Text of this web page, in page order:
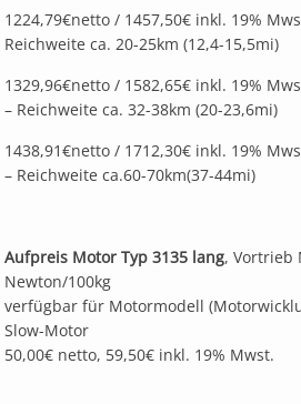
1224,79€netto / 1457,50€ inkl. 19%
Reichweite ca. 20-25km (12,4-15,5mi)
1329,96€netto / 1582,65€ inkl. 19%
– Reichweite ca. 32-38km (20-23,6mi)
1438,91€netto / 1712,30€ inkl. 19%
– Reichweite ca.60-70km(37-44mi)
Aufpreis Motor Typ 3135 lang, Vortrieb
Newton/100kg
verfügbar für Motormodell
Slow-Motor
50,00€ netto, 59,50€ inkl. 19% Mwst.